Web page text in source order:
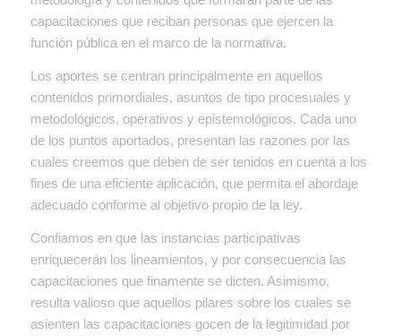
capacitaciones que reciban personas que ejercen la
función pública en el marco de la normativa.
Los aportes se centran principalmente en aquellos
contenidos primordiales, asuntos de tipo procesuales y
metodológicos, operativos y epistemológicos. Cada uno
de los puntos aportados, presentan las razones por las
cuales creemos que deben de ser tenidos en cuenta a los
fines de una eficiente aplicación, que permita el abordaje
adecuado conforme al objetivo propio de la ley.
Confiamos en que las instancias participativas
enriquecerán los lineamientos, y por consecuencia las
capacitaciones que finamente se dicten. Asimismo,
resulta valioso que aquellos pilares sobre los cuales se
asienten las capacitaciones gocen de la legitimidad por